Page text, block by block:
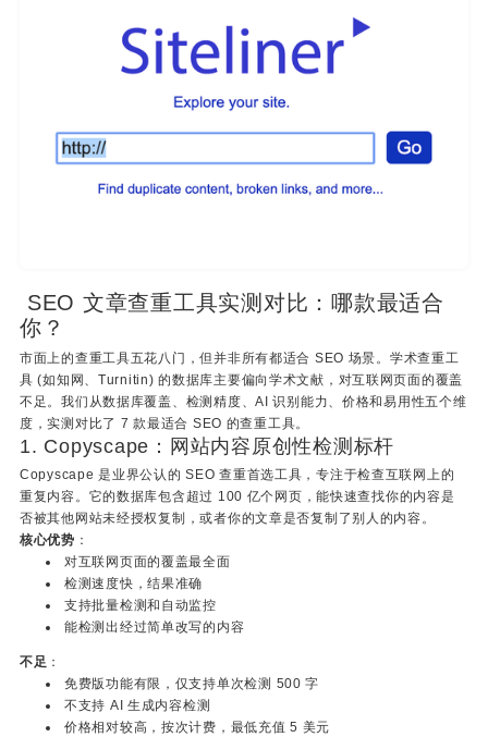
SEO 文章查重工具实测对比：哪款最适合
你？
市面上的查重工具五花八门，但并非所有都适合 SEO 场景。学术查重工
具 (如知网、Turnitin) 的数据库主要偏向学术文献，对互联网页面的覆盖
不足。我们从数据库覆盖、检测精度、AI 识别能力、价格和易用性五个维
度，实测对比了 7 款最适合 SEO 的查重工具。
1. Copyscape：网站内容原创性检测标杆
Copyscape 是业界公认的 SEO 查重首选工具，专注于检查互联网上的
重复内容。它的数据库包含超过 100 亿个网页，能快速查找你的内容是
否被其他网站未经授权复制，或者你的文章是否复制了别人的内容。
核心优势 ：
对互联网页面的覆盖最全面
检测速度快，结果准确
支持批量检测和自动监控
能检测出经过简单改写的内容
不足 ：
免费版功能有限，仅支持单次检测 500 字
不支持 AI 生成内容检测
价格相对较高，按次计费，最低充值 5 美元